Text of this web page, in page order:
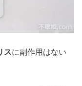
スに副作用はない